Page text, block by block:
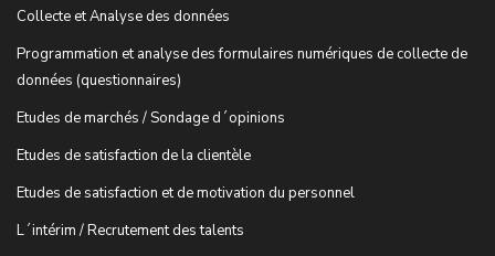
Collecte et Analyse des données
Programmation et analyse des formulaires numériques de collecte de
données (questionnaires)
Etudes de marchés / Sondage d´opinions
Etudes de satisfaction de la clientèle
Etudes de satisfaction et de motivation du personnel
L´intérim / Recrutement des talents